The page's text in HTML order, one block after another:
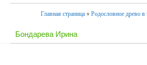
Главная страница » Родословное древо в
Бондарева Ирина